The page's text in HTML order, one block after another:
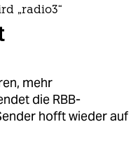
„radio3“
mehr
die RBB-
hofft wieder auf